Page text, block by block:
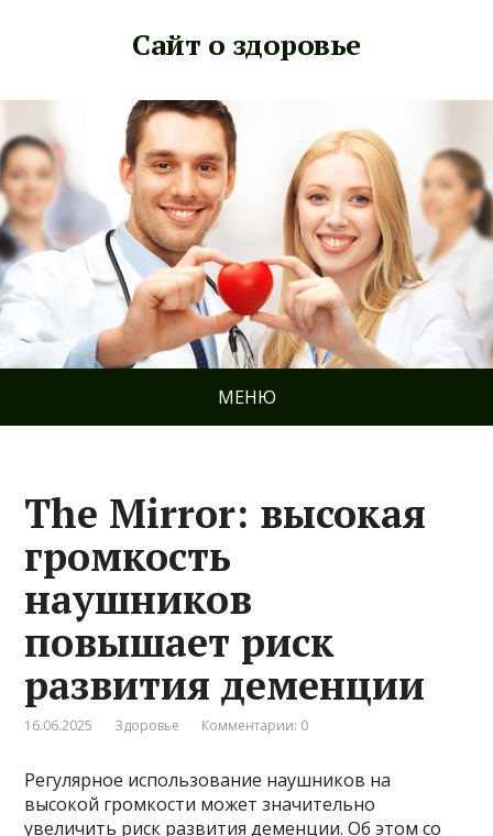
Сайт о здоровье
МЕНЮ
The Mirror: высокая
громкость
наушников
повышает риск
развития деменции
16.06.2025 Здоровье Комментарии: 0
Регулярное использование наушников на
высокой громкости может значительно
увеличить риск развития деменции. Об этом со